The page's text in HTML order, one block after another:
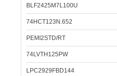
BLF2425M7L100U
74HCT123N.652
PEMI2STD/RT
74LVTH125PW
LPC2929FBD144